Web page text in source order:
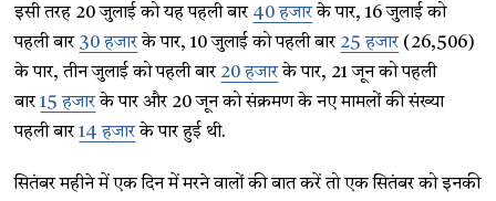
इसी तरह 20 जुलाई को यह पहली बार 40 हजारके पार, 16 जुलाई को
पहली बार 30 हजारके पार, 10 जुलाई को पहली बार 25 हजार(26,506)
के पार, तीन जुलाई को पहली बार 20 हजारके पार, 21 जून को पहली
बार15 हजारके पार और 20 जून को संक्रमण के नए मामलों की संख्या
पहली बार14 हजारके पार हुई थी.
सितंबर महीने में एक दिन में मरने वालों की बात करें तो एक सितंबर को इनकी